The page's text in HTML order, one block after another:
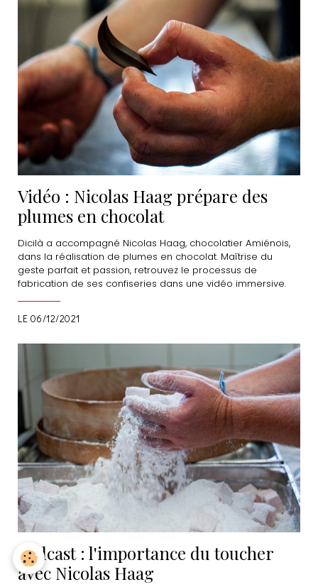
Vidéo : Nicolas Haag prépare des
plumes en chocolat
LE 06/12/2021
Dicilà a accompagné Nicolas Haag, chocolatier Amiénois,
dans la réalisation de plumes en chocolat. Maîtrise du
geste parfait et passion, retrouvez le processus de
fabrication de ses confiseries dans une vidéo immersive.
Podcast : l'importance du toucher
avec Nicolas Haag